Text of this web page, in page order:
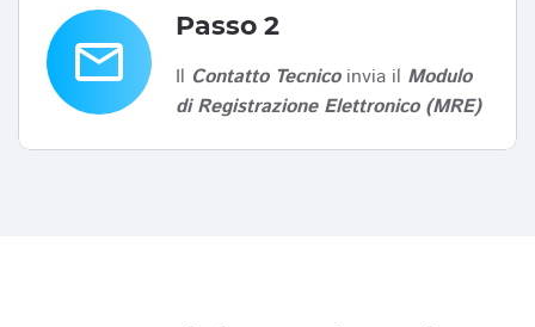
email
Passo 2
Il Contatto Tecnicoinvia il Modulo
di Registrazione Elettronico (MRE)